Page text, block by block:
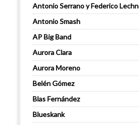
Antonio Serrano y Federico
Antonio Smash
AP Big Band
Aurora Clara
Aurora Moreno
Belén Gómez
Blas Fernández
Blueskank